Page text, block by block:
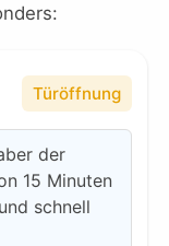
Türöffnung
der
15 Minuten
schnell